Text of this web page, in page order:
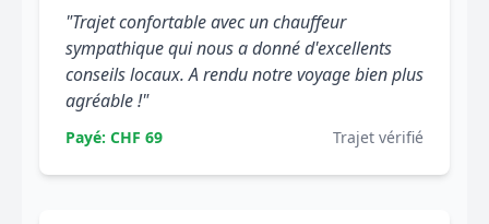
"Trajet confortable avec un chauffeur
sympathique qui nous a donné d'excellents
conseils locaux. A rendu notre voyage bien plus
agréable !"
Payé: CHF 69 Trajet vérifié